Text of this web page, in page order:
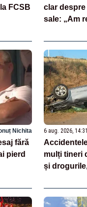
FCSB
clar
sale: „Am
Nichita
fără
pierd
6 aug. 2026, 14:31
mulți tineri
și